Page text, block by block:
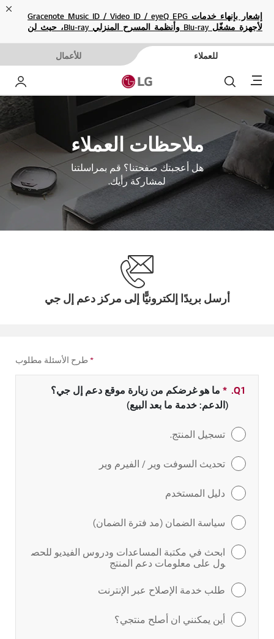
إشعار بإنهاء خدمات Gracenote Music ID / Video ID / eyeQ EPG
لأجهزة مشغّل Blu-ray وأنظمة المسرح المنزلي Blu-ray، حيث لن
للعملاء للأعمال
Menu بحث
ملاحظات العملاء
هل أعجبتك صفحتنا؟ قم بمراسلتنا
لمشاركة رأيك.
أرسل بريدًا إلكترونيًّا إلى مركز دعم إل جي
* طرح الأسئلة مطلوب
Q1.
* حقل مطلوب
ما هو غرضكم من زيارة موقع دعم إل جي؟
(الدعم: خدمة ما بعد البيع)
تسجيل المنتج.
تحديث السوفت وير / الفيرم وير
دليل المستخدم
سياسة الضمان (مد فترة الضمان)
ابحث في مكتبة المساعدات ودروس الفيديو للحص
ول على معلومات دعم المنتج
طلب خدمة الإصلاح عبر الإنترنت
أين يمكنني ان أصلح منتجي؟